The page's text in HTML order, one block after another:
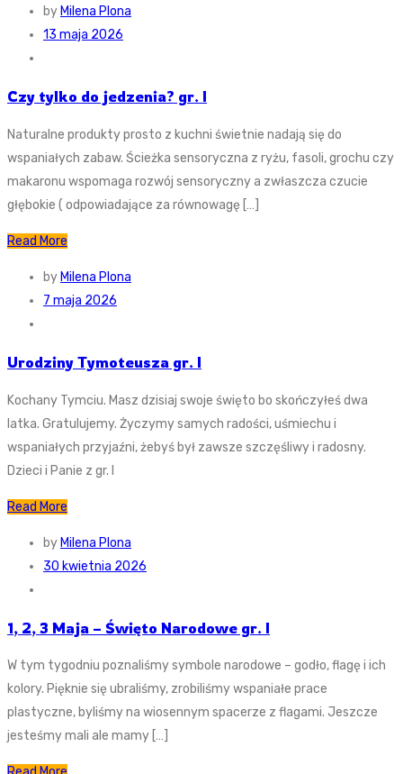
by Milena Plona
13 maja 2026
Czy tylko do jedzenia? gr. I
Naturalne produkty prosto z kuchni świetnie nadają się do
wspaniałych zabaw. Ścieżka sensoryczna z ryżu, fasoli, grochu czy
makaronu wspomaga rozwój sensoryczny a zwłaszcza czucie
głębokie ( odpowiadające za równowagę […]
Read More
by Milena Plona
7 maja 2026
Urodziny Tymoteusza gr. I
Kochany Tymciu. Masz dzisiaj swoje święto bo skończyłeś dwa
latka. Gratulujemy. Życzymy samych radości, uśmiechu i
wspaniałych przyjaźni, żebyś był zawsze szczęśliwy i radosny.
Dzieci i Panie z gr. I
Read More
by Milena Plona
30 kwietnia 2026
1, 2, 3 Maja – Święto Narodowe gr. I
W tym tygodniu poznaliśmy symbole narodowe – godło, flagę i ich
kolory. Pięknie się ubraliśmy, zrobiliśmy wspaniałe prace
plastyczne, byliśmy na wiosennym spacerze z flagami. Jeszcze
jesteśmy mali ale mamy […]